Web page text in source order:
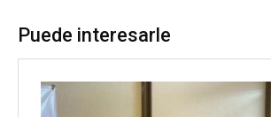
Puede interesarle